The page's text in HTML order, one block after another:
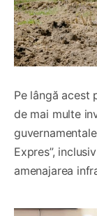
Pe lângă acest
de mai multe
Expres”,
amenajarea